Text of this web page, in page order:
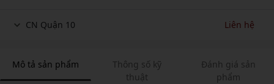
CN Quận 10 Liên hệ
Mô tả sản phẩm
Thông số kỹ
thuật
Đánh giá sản
phẩm